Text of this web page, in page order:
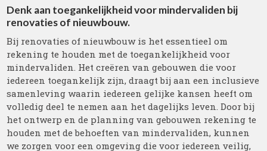
Denk aan toegankelijkheid voor mindervaliden bij
renovaties of nieuwbouw.
Bij renovaties of nieuwbouw is het essentieel om
rekening te houden met de toegankelijkheid voor
mindervaliden. Het creëren van gebouwen die voor
iedereen toegankelijk zijn, draagt bij aan een inclusieve
samenleving waarin iedereen gelijke kansen heeft om
volledig deel te nemen aan het dagelijks leven. Door bij
het ontwerp en de planning van gebouwen rekening te
houden met de behoeften van mindervaliden, kunnen
we zorgen voor een omgeving die voor iedereen veilig,